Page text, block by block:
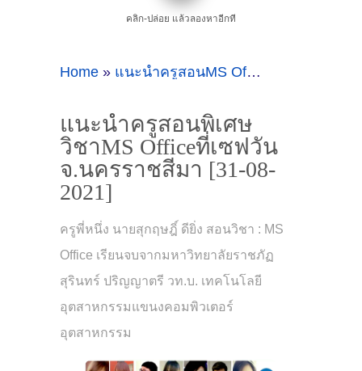
คลิก-ปล่อย แล้วลองหาอีกที
Home » แนะนำครูสอนMS Office
แนะนำครูสอนพิเศษ
วิชาMS Officeที่เซฟวัน
จ.นครราชสีมา [31-08-
2021]
ครูพี่หนึ่ง นายสุกฤษฎิ์ ดียิ่ง สอนวิชา : MS
Office เรียนจบจากมหาวิทยาลัยราชภัฏ
สุรินทร์ ปริญญาตรี วท.บ. เทคโนโลยี
อุตสาหกรรมแขนงคอมพิวเตอร์
อุตสาหกรรม